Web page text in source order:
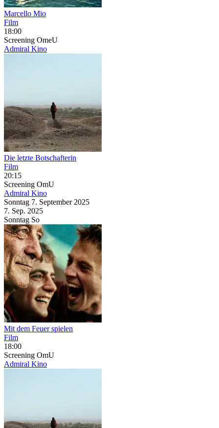
Marcello Mio
Film
18:00
Screening OmeU
Admiral Kino
Die letzte Botschafterin
Film
20:15
Screening OmU
Admiral Kino
Sonntag 7. September 2025
7. Sep. 2025
Sonntag So
Mit dem Feuer spielen
Film
18:00
Screening OmU
Admiral Kino